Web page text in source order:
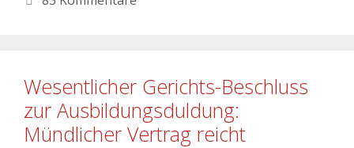
Wesentlicher Gerichts-Beschluss
zur Ausbildungsduldung:
Mündlicher Vertrag reicht